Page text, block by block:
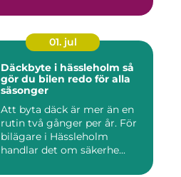
01. jul
Däckbyte i hässleholm så
gör du bilen redo för alla
säsonger
Att byta däck är mer än en
rutin två gånger per år. För
bilägare i Hässleholm
handlar det om säkerhe...